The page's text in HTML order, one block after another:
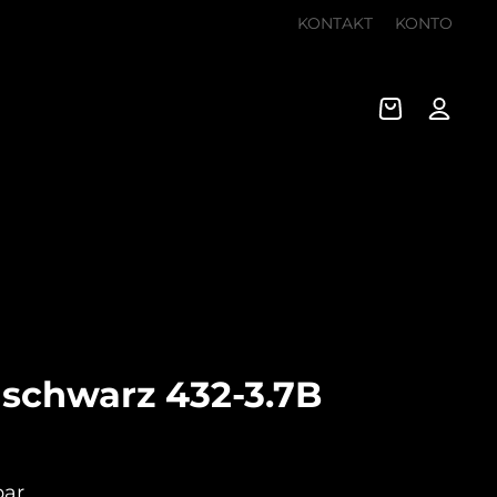
KONTAKT KONTO
432-3.7B